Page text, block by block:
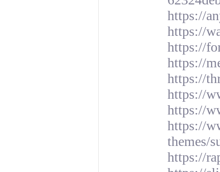
https://
https://
https://
https://
https://
https://
https://
https://
themes/
https://